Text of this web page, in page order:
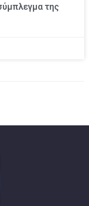
της